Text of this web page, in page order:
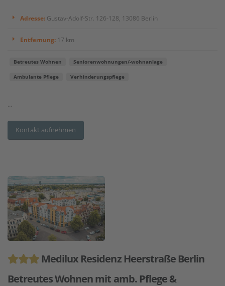
Adresse: Gustav-Adolf-Str. 126-128, 13086 Berlin
Entfernung: 17 km
Betreutes Wohnen Seniorenwohnungen/-wohnanlage
Ambulante Pflege Verhinderungspflege
...
Kontakt aufnehmen
Medilux Residenz Heerstraße Berlin
Betreutes Wohnen mit amb. Pflege &